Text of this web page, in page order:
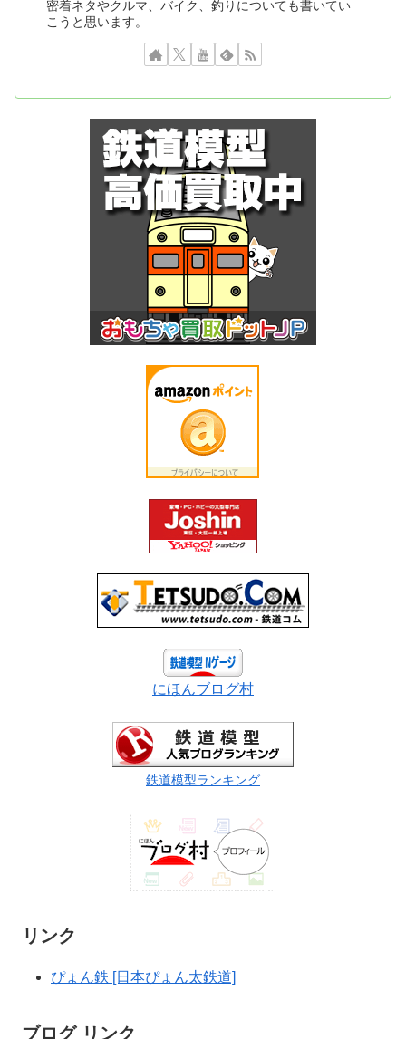
密着ネタやクルマ、バイク、釣りについても書いてい
こうと思います。
にほんブログ村
鉄道模型ランキング
リンク
ぴょん鉄 [日本ぴょん太鉄道]
ブログ リンク